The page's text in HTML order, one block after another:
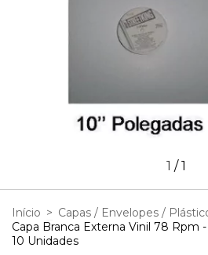
1 /1
Início > Capas / Envelopes /
Capa Branca Externa Vinil 78 Rpm
10 Unidades